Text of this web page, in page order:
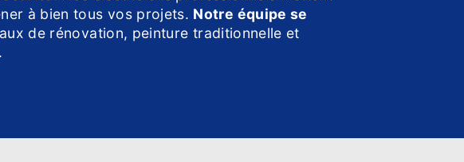
à bien tous vos projets. Notre équipe se
de rénovation, peinture traditionnelle et